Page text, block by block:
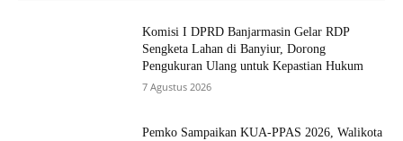
Komisi I DPRD Banjarmasin Gelar RDP
Sengketa Lahan di Banyiur, Dorong
Pengukuran Ulang untuk Kepastian Hukum
7 Agustus 2026
Pemko Sampaikan KUA-PPAS 2026, Walikota